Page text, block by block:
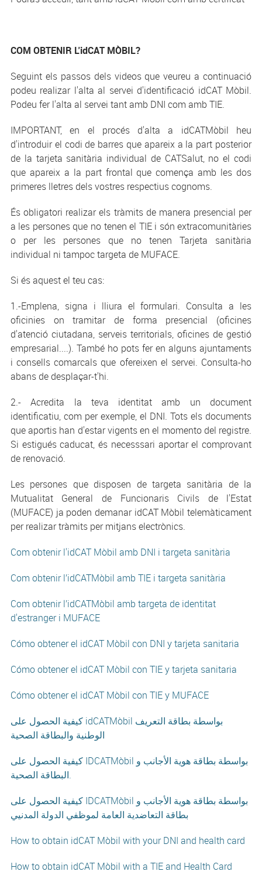
COM OBTENIR L'idCAT MÒBIL?
Seguint els passos dels videos que veureu a continuació
podeu realizar l'alta al servei d'identificació idCAT Mòbil.
Podeu fer l'alta al servei tant amb DNI com amb TIE.
IMPORTANT, en el procés d'alta a idCATMòbil heu
d'introduir el codi de barres que apareix a la part posterior
de la tarjeta sanitària individual de CATSalut, no el codi
que apareix a la part frontal que comença amb les dos
primeres lletres dels vostres respectius cognoms.
És obligatori realizar els tràmits de manera presencial per
a les persones que no tenen el TIE i són extracomunitàries
o per les persones que no tenen Tarjeta sanitària
individual ni tampoc targeta de MUFACE.
Si és aquest el teu cas:
1.-Emplena, signa i lliura el formulari. Consulta a les
oficinies on tramitar de forma presencial (oficines
d'atenció ciutadana, serveis territorials, oficines de gestió
empresarial....). També ho pots fer en alguns ajuntaments
i consells comarcals que ofereixen el servei. Consulta-ho
abans de desplaçar-t'hi.
2.- Acredita la teva identitat amb un document
identificatiu, com per exemple, el DNI. Tots els documents
que aportis han d'estar vigents en el momento del registre.
Si estigués caducat, és necesssari aportar el comprovant
de renovació.
Les persones que disposen de targeta sanitària de la
Mutualitat General de Funcionaris Civils de l'Estat
(MUFACE) ja poden demanar idCAT Mòbil telemàticament
per realizar tràmits per mitjans electrònics.
Com obtenir l'idCAT Mòbil amb DNI i targeta sanitària
Com obtenir l’idCATMòbil amb TIE i targeta sanitària
Com obtenir l’idCATMòbil amb targeta de identitat
d'estranger i MUFACE
Cómo obtener el idCAT Mòbil con DNI y tarjeta sanitaria
Cómo obtener el idCAT Mòbil con TIE y tarjeta sanitaria
Cómo obtener el idCAT Mòbil con TIE y MUFACE
كيفية الحصول على idCATMòbil بواسطة بطاقة التعريف
الوطنية والبطاقة الصحية
كيفية الحصول على IDCATMòbil بواسطة بطاقة هوية الأجانب و
البطاقة الصحية.
كيفية الحصول على IDCATMòbil بواسطة بطاقة هوية الأجانب و
بطاقة التعاضدية العامة لموظفي الدولة المدنيي
How to obtain idCAT Mòbil with your DNI and health card
How to obtain idCAT Mòbil with a TIE and Health Card